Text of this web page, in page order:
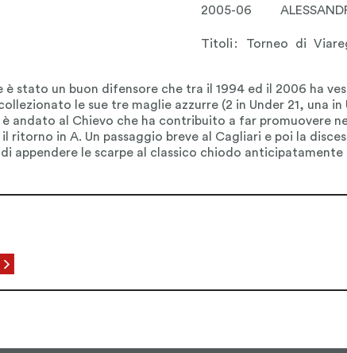
2005-06
Titoli: Torneo di